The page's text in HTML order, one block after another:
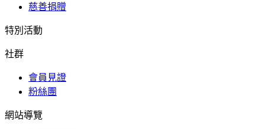
慈善捐贈
特別活動
社群
會員見證
粉絲團
網站導覽